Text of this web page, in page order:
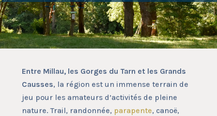
Entre Millau, les Gorges du Tarn et les Grands
Causses, la région est un immense terrain de
jeu pour les amateurs d’activités de pleine
nature. Trail, randonnée, parapente, canoë,